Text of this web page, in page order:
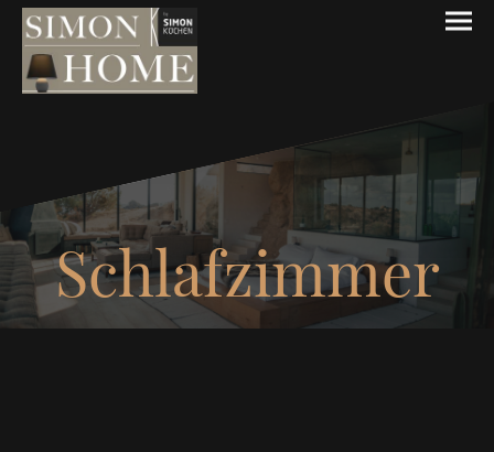
Schlafzimmer